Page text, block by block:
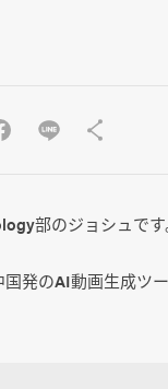
部のジョシュです
発のAI動画生成ツ